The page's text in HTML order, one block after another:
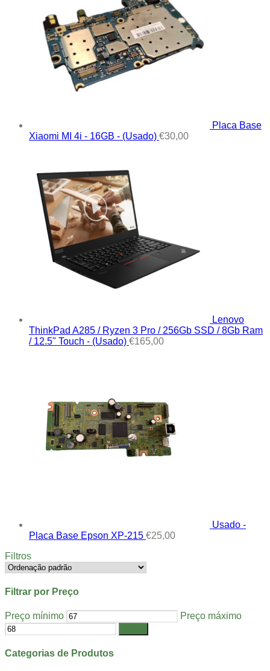
Placa Base
Xiaomi MI 4i - 16GB - (Usado) €30,00
Lenovo
ThinkPad A285 / Ryzen 3 Pro / 256Gb SSD / 8Gb Ram
/ 12.5" Touch - (Usado) €165,00
Usado -
Placa Base Epson XP-215 €25,00
Filtros
Filtrar por Preço
Preço mínimo Preço máximo
Categorias de Produtos